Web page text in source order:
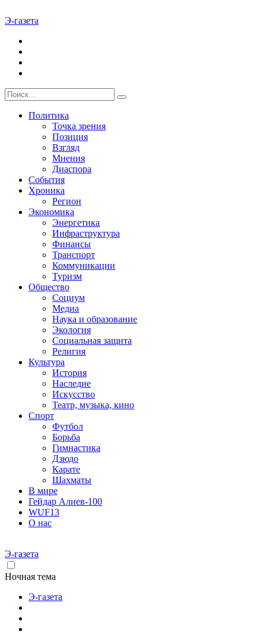
Э-газета
Политика
Точка зрения
Позиция
Взгляд
Мнения
Диаспора
События
Хроника
Регион
Экономика
Энергетика
Инфраструктура
Финансы
Транспорт
Коммуникации
Туризм
Общество
Социум
Медиа
Наука и образование
Экология
Социальная защита
Религия
Культура
История
Наследие
Искусство
Театр, музыка, кино
Спорт
Футбол
Борьба
Гимнастика
Дзюдо
Карате
Шахматы
В мире
Гейдар Алиев-100
WUF13
О нас
Э-газета
Ночная тема
Э-газета